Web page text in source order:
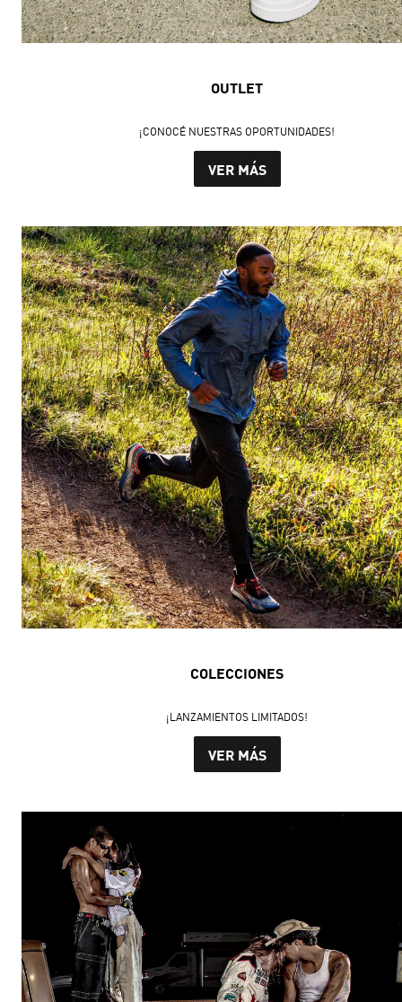
OUTLET
¡CONOCÉ NUESTRAS OPORTUNIDADES!
VER MÁS
COLECCIONES
¡LANZAMIENTOS LIMITADOS!
VER MÁS